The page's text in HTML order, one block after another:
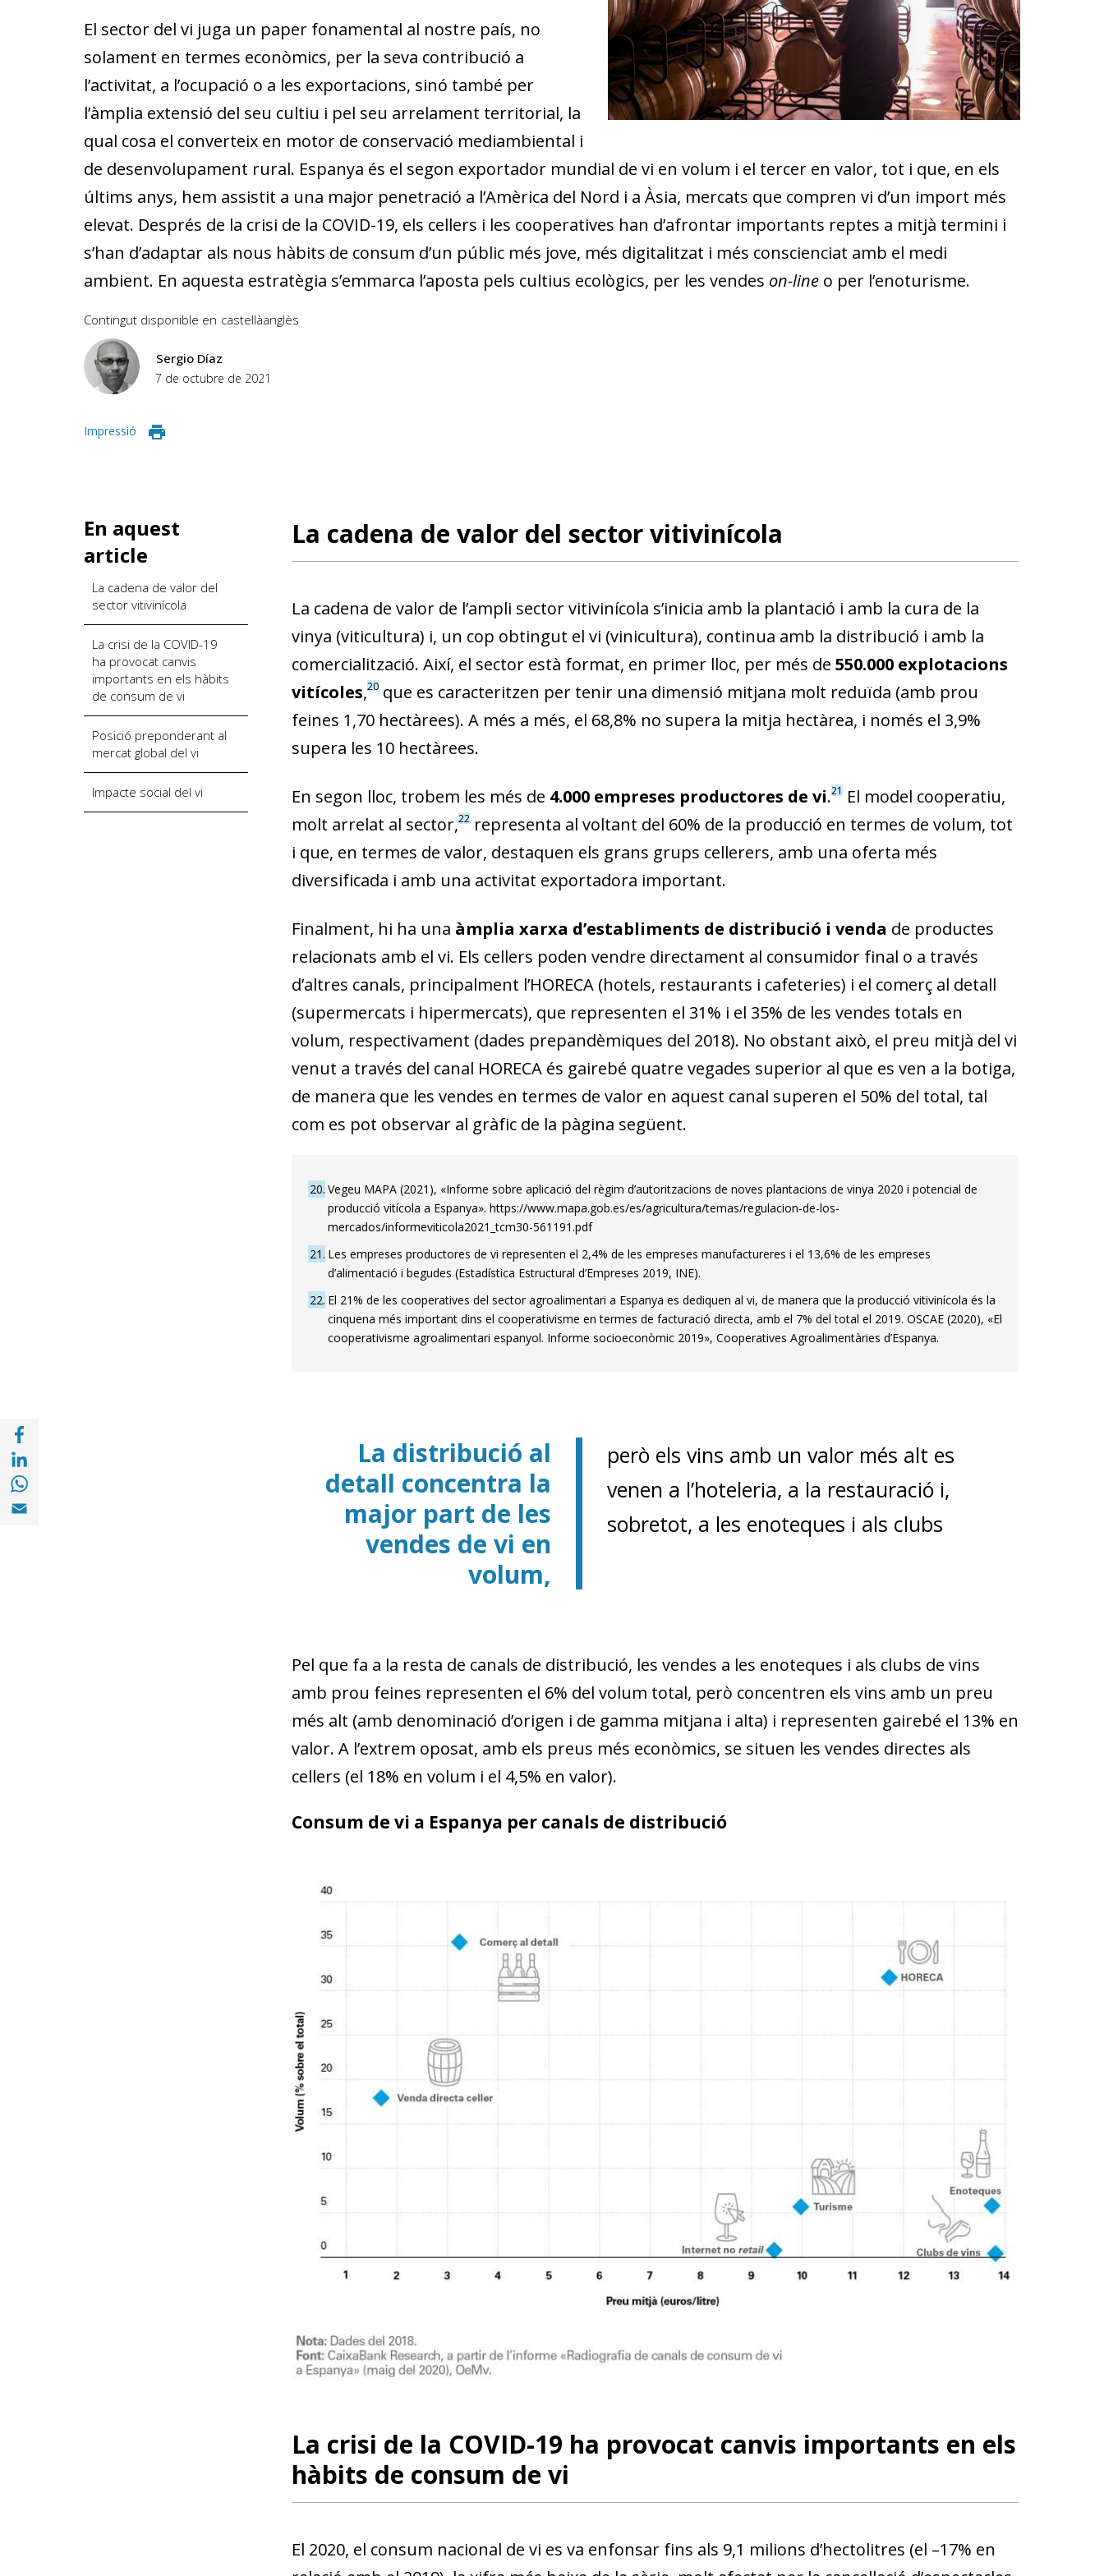
El sector del vi juga un paper fonamental al nostre país, no
solament en termes econòmics, per la seva contribució a
l’activitat, a l’ocupació o a les exportacions, sinó també per
l’àmplia extensió del seu cultiu i pel seu arrelament territorial, la
qual cosa el converteix en motor de conservació mediambiental i
de desenvolupament rural. Espanya és el segon exportador mundial de vi en volum i el tercer en valor, tot i que, en els
últims anys, hem assistit a una major penetració a l’Amèrica del Nord i a Àsia, mercats que compren vi d’un import més
elevat. Després de la crisi de la COVID-19, els cellers i les cooperatives han d’afrontar importants reptes a mitjà termini i
s’han d’adaptar als nous hàbits de consum d’un públic més jove, més digitalitzat i més conscienciat amb el medi
ambient. En aquesta estratègia s’emmarca l’aposta pels cultius ecològics, per les vendes on-line o per l’enoturisme.
Contingut disponible en castellàanglès
Sergio Díaz
7 de octubre de 2021
Impressió
Compartir a with Linkedin (opens in a new window)
Compartir a with Whatsapp (opens in a new window)
En aquest
article
La cadena de valor del
sector vitivinícola
La crisi de la COVID-19
ha provocat canvis
importants en els hàbits
de consum de vi
Posició preponderant al
mercat global del vi
Impacte social del vi
La cadena de valor del sector vitivinícola
La cadena de valor de l’ampli sector vitivinícola s’inicia amb la plantació i amb la cura de la
vinya (viticultura) i, un cop obtingut el vi (vinicultura), continua amb la distribució i amb la
comercialització. Així, el sector està format, en primer lloc, per més de 550.000 explotacions
vitícoles,20que es caracteritzen per tenir una dimensió mitjana molt reduïda (amb prou
feines 1,70 hectàrees). A més a més, el 68,8% no supera la mitja hectàrea, i només el 3,9%
supera les 10 hectàrees.
En segon lloc, trobem les més de 4.000 empreses productores de vi.21El model cooperatiu,
molt arrelat al sector,22representa al voltant del 60% de la producció en termes de volum, tot
i que, en termes de valor, destaquen els grans grups cellerers, amb una oferta més
diversificada i amb una activitat exportadora important.
Finalment, hi ha una àmplia xarxa d’establiments de distribució i venda de productes
relacionats amb el vi. Els cellers poden vendre directament al consumidor final o a través
d’altres canals, principalment l’HORECA (hotels, restaurants i cafeteries) i el comerç al detall
(supermercats i hipermercats), que representen el 31% i el 35% de les vendes totals en
volum, respectivament (dades prepandèmiques del 2018). No obstant això, el preu mitjà del vi
venut a través del canal HORECA és gairebé quatre vegades superior al que es ven a la botiga,
de manera que les vendes en termes de valor en aquest canal superen el 50% del total, tal
com es pot observar al gràfic de la pàgina següent.
20 Vegeu MAPA (2021), «Informe sobre aplicació del règim d’autoritzacions de noves plantacions de vinya 2020 i potencial de
producció vitícola a Espanya». https://www.mapa.gob.es/es/agricultura/temas/regulacion-de-los-
mercados/informeviticola2021_tcm30-561191.pdf
21 Les empreses productores de vi representen el 2,4% de les empreses manufactureres i el 13,6% de les empreses
d’alimentació i begudes (Estadística Estructural d’Empreses 2019, INE).
22 El 21% de les cooperatives del sector agroalimentari a Espanya es dediquen al vi, de manera que la producció vitivinícola és la
cinquena més important dins el cooperativisme en termes de facturació directa, amb el 7% del total el 2019. OSCAE (2020), «El
cooperativisme agroalimentari espanyol. Informe socioeconòmic 2019», Cooperatives Agroalimentàries d’Espanya.
La distribució al
detall concentra la
major part de les
vendes de vi en
volum,
però els vins amb un valor més alt es
venen a l’hoteleria, a la restauració i,
sobretot, a les enoteques i als clubs
Pel que fa a la resta de canals de distribució, les vendes a les enoteques i als clubs de vins
amb prou feines representen el 6% del volum total, però concentren els vins amb un preu
més alt (amb denominació d’origen i de gamma mitjana i alta) i representen gairebé el 13% en
valor. A l’extrem oposat, amb els preus més econòmics, se situen les vendes directes als
cellers (el 18% en volum i el 4,5% en valor).
Consum de vi a Espanya per canals de distribució
La crisi de la COVID-19 ha provocat canvis importants en els
hàbits de consum de vi
El 2020, el consum nacional de vi es va enfonsar fins als 9,1 milions d’hectolitres (el –17% en